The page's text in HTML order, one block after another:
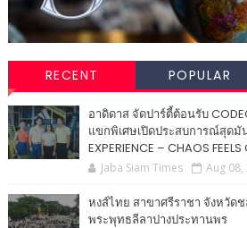
RECENT POPULAR
อาดิดาส จัดปาร์ตี้ต้อนรับ
แขกพิเศษเปิดประสบการณ์สุดมัน
EXPERIENCE – CHAOS
Jaba Siam Times Aug 08,
หงส์ไทย สาขาศรีราชา จังหวั
พระพุทธลีลาปางประทานพร